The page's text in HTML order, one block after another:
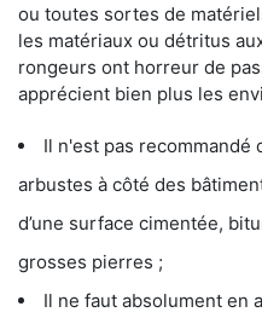
ou toutes sortes de
les matériaux ou détritus
rongeurs ont horreur de
apprécient bien plus les
Il n'est pas recommandé
arbustes à côté des
d’une surface cimentée,
grosses pierres ;
Il ne faut absolument en